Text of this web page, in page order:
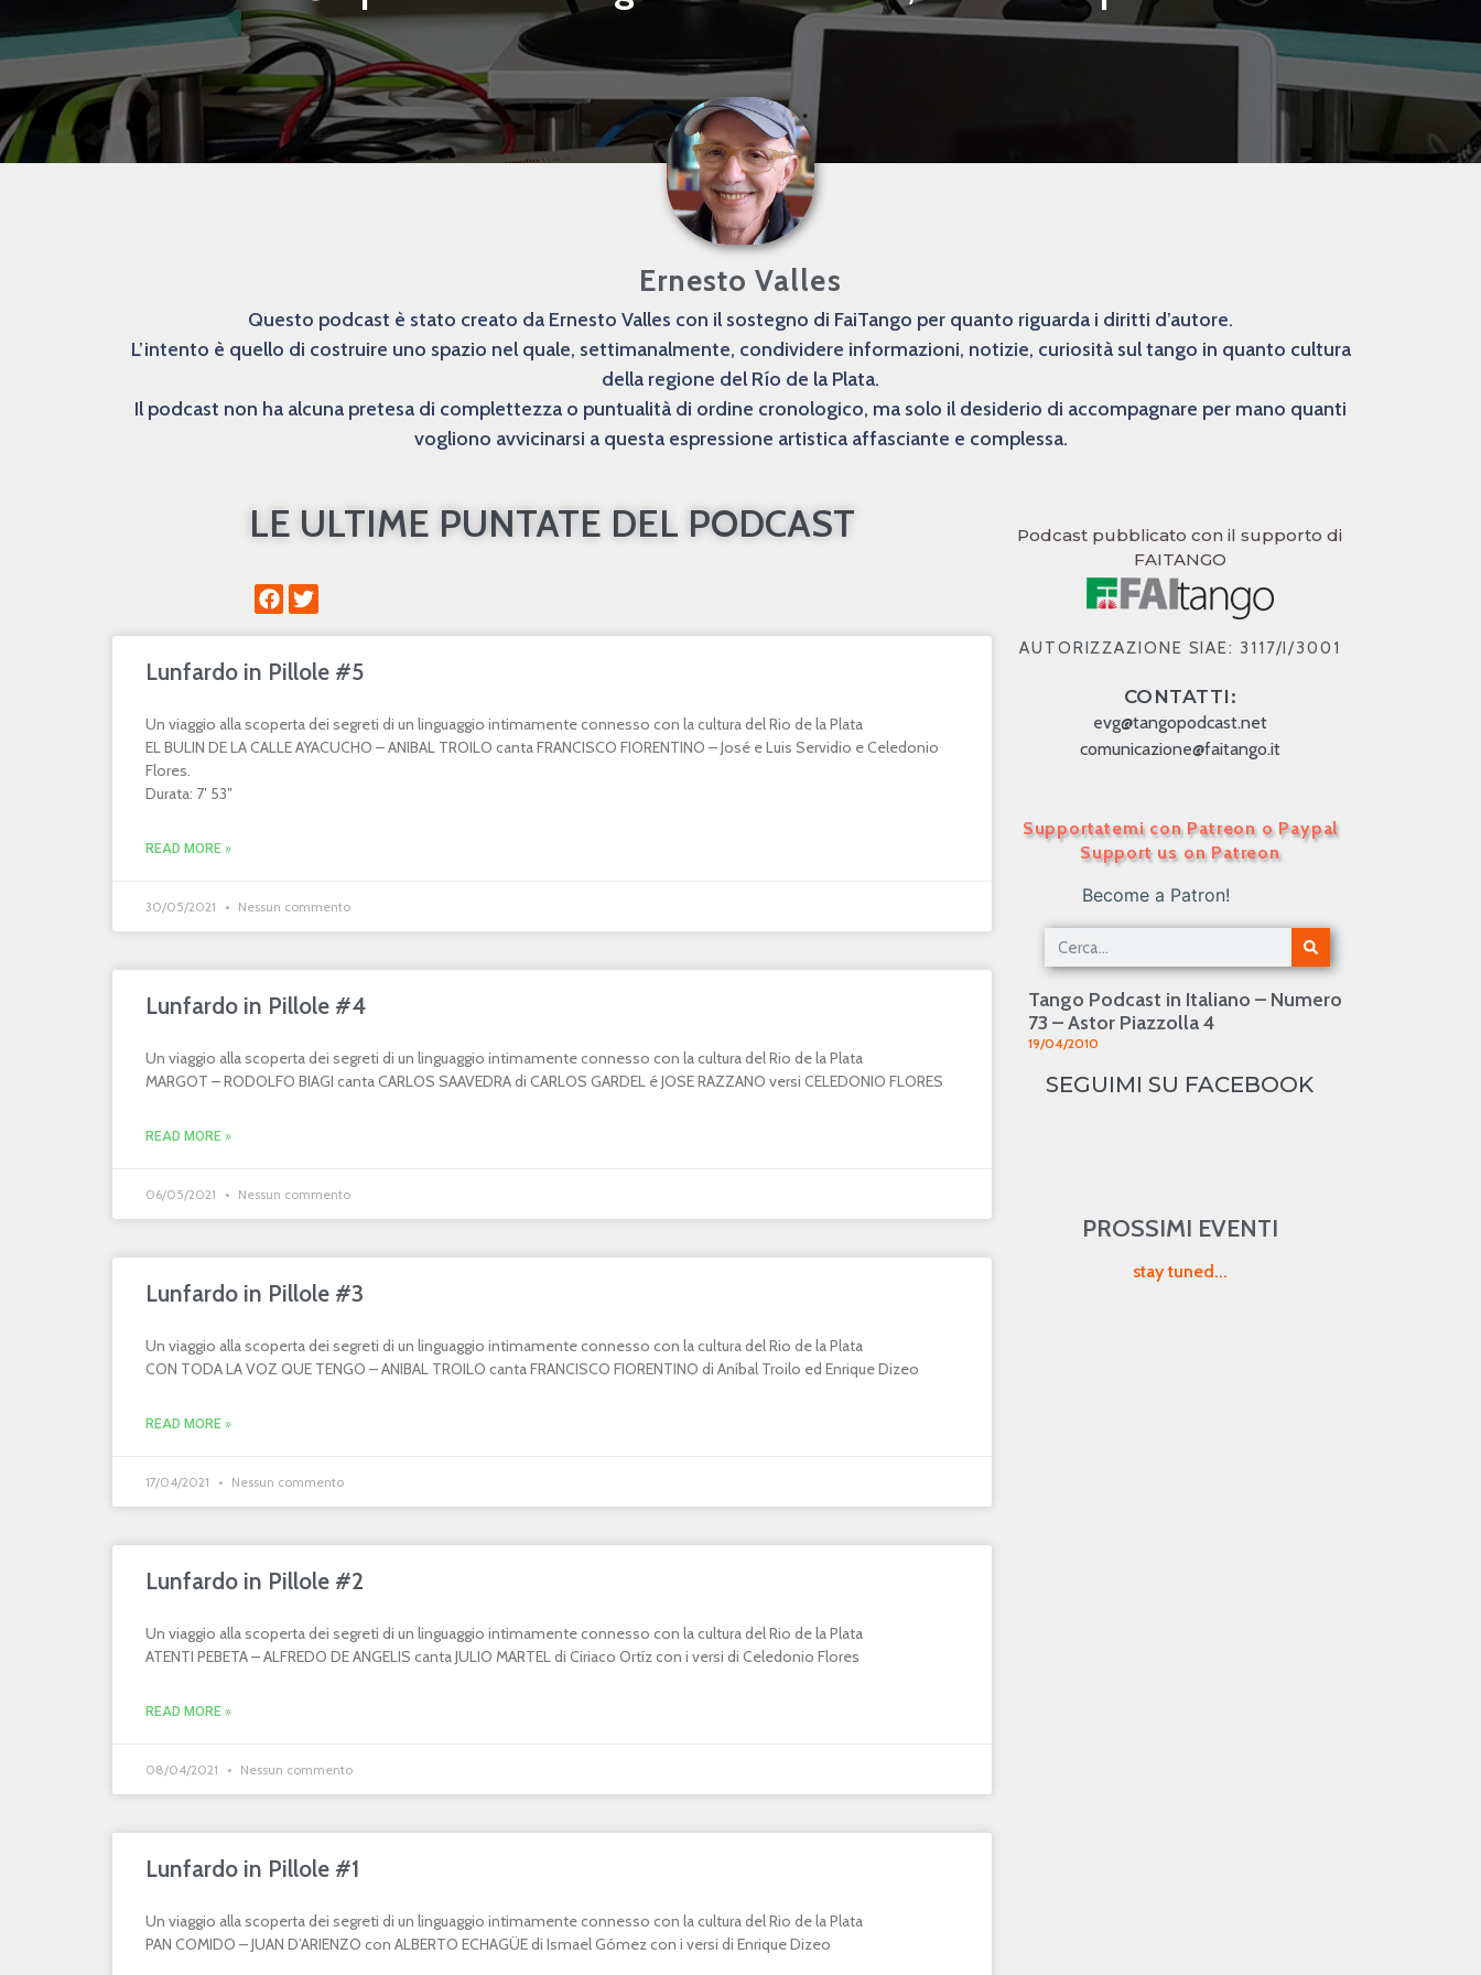
Ernesto Valles
Questo podcast è stato creato da Ernesto Valles con il sostegno di FaiTango per quanto riguarda i diritti d’autore.
L’intento è quello di costruire uno spazio nel quale, settimanalmente, condividere informazioni, notizie, curiosità sul tango in quanto cultura
della regione del Río de la Plata.
Il podcast non ha alcuna pretesa di complettezza o puntualità di ordine cronologico, ma solo il desiderio di accompagnare per mano quanti
vogliono avvicinarsi a questa espressione artistica affasciante e complessa.
LE ULTIME PUNTATE DEL PODCAST
Lunfardo in Pillole #5
Un viaggio alla scoperta dei segreti di un linguaggio intimamente connesso con la cultura del Rio de la Plata
EL BULIN DE LA CALLE AYACUCHO – ANIBAL TROILO canta FRANCISCO FIORENTINO – José e Luis Servidio e Celedonio
Flores.
Durata: 7′ 53″
READ MORE »
30/05/2021 Nessun commento
Lunfardo in Pillole #4
Un viaggio alla scoperta dei segreti di un linguaggio intimamente connesso con la cultura del Rio de la Plata
MARGOT – RODOLFO BIAGI canta CARLOS SAAVEDRA di CARLOS GARDEL é JOSE RAZZANO versi CELEDONIO FLORES
READ MORE »
06/05/2021 Nessun commento
Lunfardo in Pillole #3
Un viaggio alla scoperta dei segreti di un linguaggio intimamente connesso con la cultura del Rio de la Plata
CON TODA LA VOZ QUE TENGO – ANIBAL TROILO canta FRANCISCO FIORENTINO di Aníbal Troilo ed Enrique Dizeo
READ MORE »
17/04/2021 Nessun commento
Lunfardo in Pillole #2
Un viaggio alla scoperta dei segreti di un linguaggio intimamente connesso con la cultura del Rio de la Plata
ATENTI PEBETA – ALFREDO DE ANGELIS canta JULIO MARTEL di Ciriaco Ortíz con i versi di Celedonio Flores
READ MORE »
08/04/2021 Nessun commento
Lunfardo in Pillole #1
Un viaggio alla scoperta dei segreti di un linguaggio intimamente connesso con la cultura del Rio de la Plata
PAN COMIDO – JUAN D’ARIENZO con ALBERTO ECHAGÜE di Ismael Gómez con i versi di Enrique Dizeo
Podcast pubblicato con il supporto di
FAITANGO
AUTORIZZAZIONE SIAE: 3117/I/3001
CONTATTI:
evg@tangopodcast.net
comunicazione@faitango.it
Supportatemi con Patreon o Paypal
Support us on Patreon
Become a Patron!
Tango Podcast in Italiano – Numero
73 – Astor Piazzolla 4
19/04/2010
SEGUIMI SU FACEBOOK
PROSSIMI EVENTI
stay tuned...